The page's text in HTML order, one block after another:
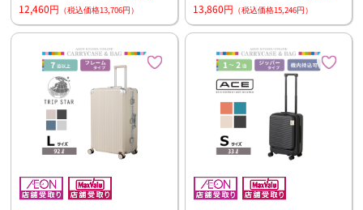
12,460円 （税込価格13,706円）
13,860円 （税込価格15,246円）